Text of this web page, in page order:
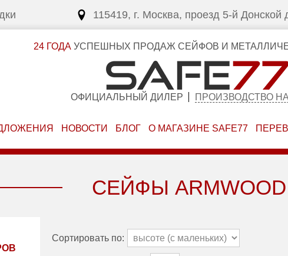
115419, г. Москва, проезд 5-й Донской
24 ГОДАУСПЕШНЫХ ПРОДАЖ СЕЙФОВ И
ОФИЦИАЛЬНЫЙ ДИЛЕР ПРОИЗВОДСТВО
НОВОСТИ БЛОГ О МАГАЗИНЕ SAFE77
СЕЙФЫ ARMWOOD
Сортировать по: